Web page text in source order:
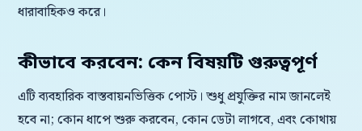
ধারাবাহিকও করে।
কীভাবে করবেন: কেন বিষয়টি গুরুত্বপূর্ণ
এটি ব্যবহারিক বাস্তবায়নভিত্তিক পোস্ট। শুধু প্রযুক্তির নাম জানলেই
হবে না; কোন ধাপে শুরু করবেন, কোন ডেটা লাগবে, এবং কোথায়